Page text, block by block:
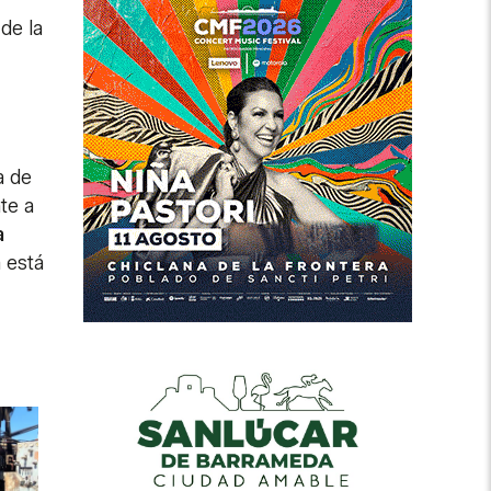
la
de
a
está